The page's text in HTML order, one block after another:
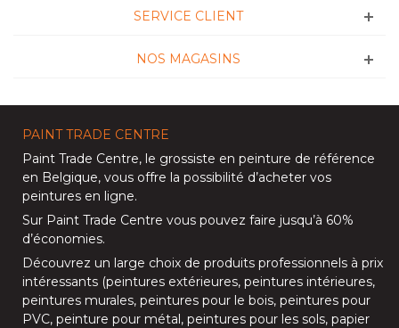
SERVICE CLIENT
NOS MAGASINS
PAINT TRADE CENTRE
Paint Trade Centre, le grossiste en peinture de référence
en Belgique, vous offre la possibilité d’acheter vos
peintures en ligne.
Sur Paint Trade Centre vous pouvez faire jusqu’à 60%
d’économies.
Découvrez un large choix de produits professionnels à prix
intéressants (peintures extérieures, peintures intérieures,
peintures murales, peintures pour le bois, peintures pour
PVC, peinture pour métal, peintures pour les sols, papier